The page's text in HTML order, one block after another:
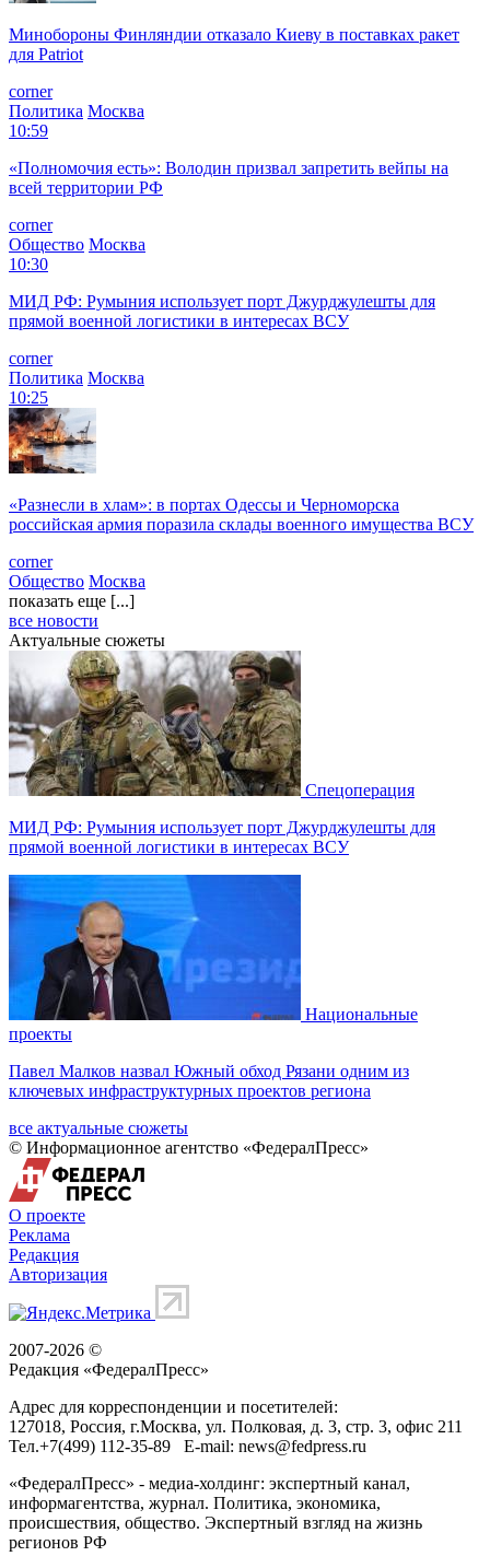
Минобороны Финляндии отказало Киеву в поставках ракет
для Patriot
corner
Политика Москва
10:59
«Полномочия есть»: Володин призвал запретить вейпы на
всей территории РФ
corner
Общество Москва
10:30
МИД РФ: Румыния использует порт Джурджулешты для
прямой военной логистики в интересах ВСУ
corner
Политика Москва
10:25
«Разнесли в хлам»: в портах Одессы и Черноморска
российская армия поразила склады военного имущества ВСУ
corner
Общество Москва
показать еще [...]
все новости
Актуальные сюжеты
Спецоперация
МИД РФ: Румыния использует порт Джурджулешты для
прямой военной логистики в интересах ВСУ
Национальные
проекты
Павел Малков назвал Южный обход Рязани одним из
ключевых инфраструктурных проектов региона
все актуальные сюжеты
© Информационное агентство «ФедералПресс»
О проекте
Реклама
Редакция
Авторизация
2007-2026 ©
Редакция «ФедералПресс»
Адрес для корреспонденции и посетителей:
127018, Россия, г.Москва, ул. Полковая, д. 3, стр. 3, офис 211
Тел.+7(499) 112-35-89 E-mail: news@fedpress.ru
«ФедералПресс» - медиа-холдинг: экспертный канал,
информагентства, журнал. Политика, экономика,
происшествия, общество. Экспертный взгляд на жизнь
регионов РФ